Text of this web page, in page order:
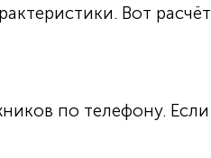
Вот расчёт
по телефону. Если